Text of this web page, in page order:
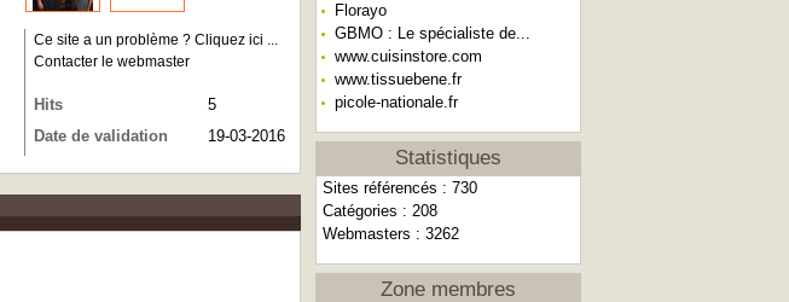
Florayo
GBMO : Le spécialiste de...
www.cuisinstore.com
www.tissuebene.fr
picole-nationale.fr
Statistiques
Sites référencés : 730
Catégories : 208
Webmasters : 3262
Zone membres
Ce site a un problème ? Cliquez ici ...
Contacter le webmaster
Hits
5
Date de validation
19-03-2016